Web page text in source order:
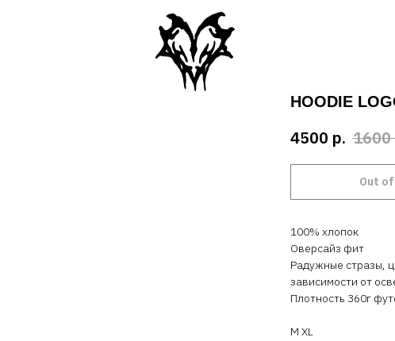
HOODIE
4500 р. 1600
Out
100% хлопок
Оверсайз фит
Радужные стразы,
зависимости от
Плотность 360г
M XL